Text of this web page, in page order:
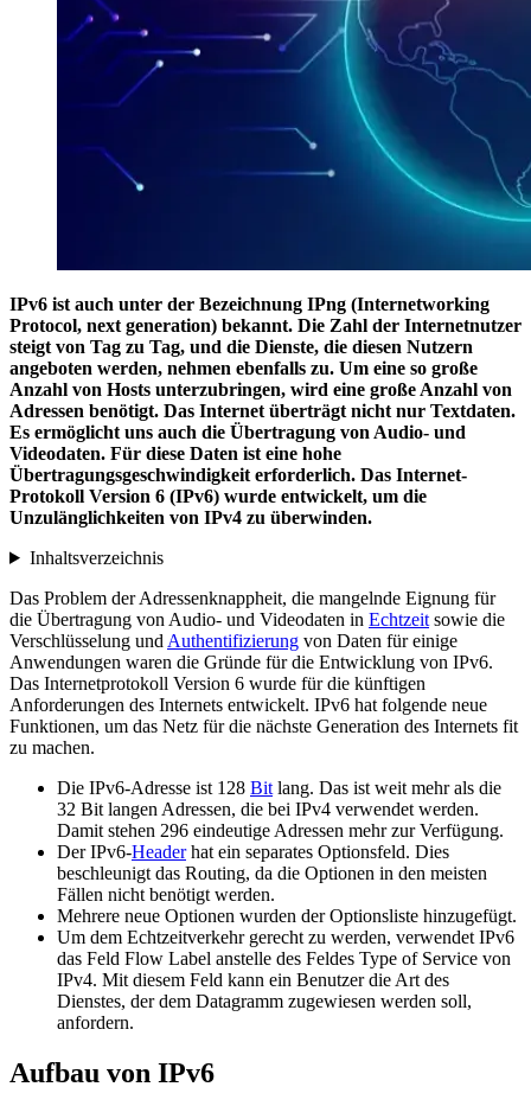
IPv6 ist auch unter der Bezeichnung IPng (Internetworking
Protocol, next generation) bekannt. Die Zahl der Internetnutzer
steigt von Tag zu Tag, und die Dienste, die diesen Nutzern
angeboten werden, nehmen ebenfalls zu. Um eine so große
Anzahl von Hosts unterzubringen, wird eine große Anzahl von
Adressen benötigt. Das Internet überträgt nicht nur Textdaten.
Es ermöglicht uns auch die Übertragung von Audio- und
Videodaten. Für diese Daten ist eine hohe
Übertragungsgeschwindigkeit erforderlich. Das Internet-
Protokoll Version 6 (IPv6) wurde entwickelt, um die
Unzulänglichkeiten von IPv4 zu überwinden.
Inhaltsverzeichnis
Das Problem der Adressenknappheit, die mangelnde Eignung für
die Übertragung von Audio- und Videodaten in Echtzeit sowie die
Verschlüsselung und Authentifizierung von Daten für einige
Anwendungen waren die Gründe für die Entwicklung von IPv6.
Das Internetprotokoll Version 6 wurde für die künftigen
Anforderungen des Internets entwickelt. IPv6 hat folgende neue
Funktionen, um das Netz für die nächste Generation des Internets fit
zu machen.
Die IPv6-Adresse ist 128 Bit lang. Das ist weit mehr als die
32 Bit langen Adressen, die bei IPv4 verwendet werden.
Damit stehen 296 eindeutige Adressen mehr zur Verfügung.
Der IPv6-Headerhat ein separates Optionsfeld. Dies
beschleunigt das Routing, da die Optionen in den meisten
Fällen nicht benötigt werden.
Mehrere neue Optionen wurden der Optionsliste hinzugefügt.
Um dem Echtzeitverkehr gerecht zu werden, verwendet IPv6
das Feld Flow Label anstelle des Feldes Type of Service von
IPv4. Mit diesem Feld kann ein Benutzer die Art des
Dienstes, der dem Datagramm zugewiesen werden soll,
anfordern.
Aufbau von IPv6